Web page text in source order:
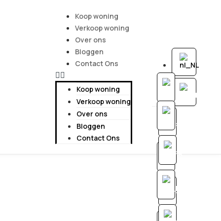
Koop woning
Verkoop woning
Over ons
Bloggen
Contact Ons
Koop woning
Verkoop woning
Over ons
Bloggen
Contact Ons